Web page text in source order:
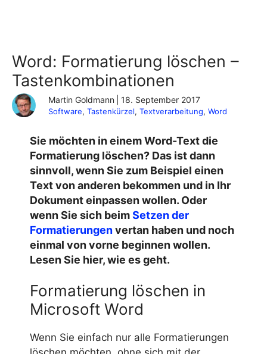
Word: Formatierung löschen –
Tastenkombinationen
Martin Goldmann 18. September 2017
Software, Tastenkürzel, Textverarbeitung, Word
Sie möchten in einem Word-Text die
Formatierung löschen? Das ist dann
sinnvoll, wenn Sie zum Beispiel einen
Text von anderen bekommen und in Ihr
Dokument einpassen wollen. Oder
wenn Sie sich beimSetzen der
Formatierungenvertan haben und noch
einmal von vorne beginnen wollen.
Lesen Sie hier, wie es geht.
Formatierung löschen in
Microsoft Word
Wenn Sie einfach nur alle Formatierungen